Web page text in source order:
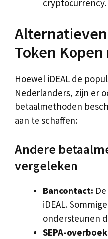
cryptocurrency.
Alternatieven
Token Kopen
Hoewel iDEAL de
Nederlanders, zijn er
betaalmethoden
aan te schaffen:
Andere
vergeleken
Bancontact:
iDEAL.
ondersteunen
SEPA-